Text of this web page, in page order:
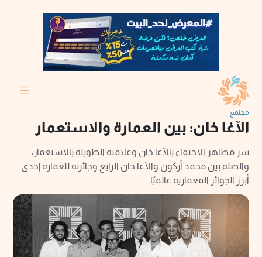
مجتمع
الآغا خان: بين العمارة والاستعمار
سر مظاهر الاحتفاء بالآغا خان وعلاقته الطويلة بالاستعمار،
والصلة بين محمد أركون والآغا خان الرابع وجائزته للعمارة إحدى
أبرز الجوائز المعمارية عالميًا.